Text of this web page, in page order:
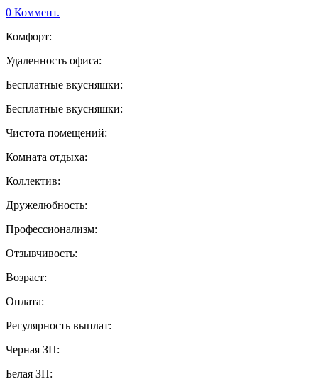
0 Коммент.
Комфорт:
Удаленность офиса:
Бесплатные вкусняшки:
Бесплатные вкусняшки:
Чистота помещений:
Комната отдыха:
Коллектив:
Дружелюбность:
Профессионализм:
Отзывчивость:
Возраст:
Оплата:
Регулярность выплат:
Черная ЗП:
Белая ЗП: